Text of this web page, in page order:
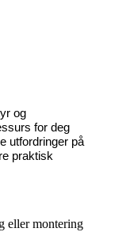
og
for deg
utfordringer på
praktisk
eller montering